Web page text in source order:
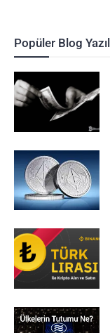
Popüler Blog